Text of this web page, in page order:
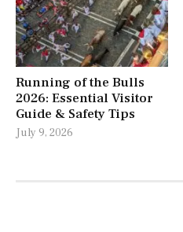
Running of the Bulls
2026: Essential Visitor
Guide & Safety Tips
July 9, 2026